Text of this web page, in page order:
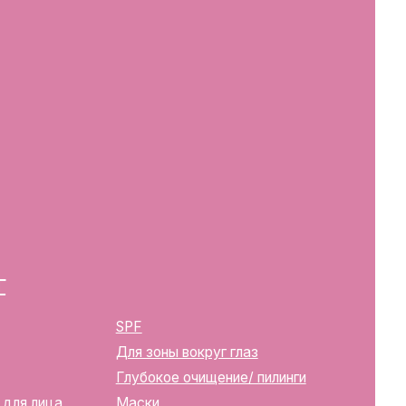
Беларусь, г. Минск, ул.
регистрации
горисполкомом 12.08.2024 г.
Торговый реестр Республики